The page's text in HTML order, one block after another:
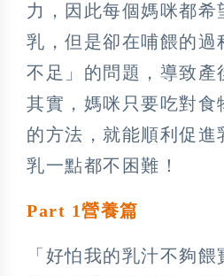
力，因此每個媽咪都希
乳，但是卻在哺餵的過
不足」的問題，導致產
其實，媽咪只要吃對食
的方法，就能順利促進
乳一點都不困難！
Part 1營養篇
「好怕我的乳汁不夠